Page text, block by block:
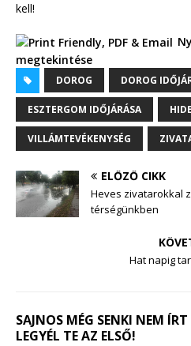
kell!
megtekintése
DOROG DOROG
ESZTERGOM IDŐJÁRÁSA
VILLÁMTEVÉKENYSÉG
ELŐZŐ CIKK
Heves zivatarokkal
térségünkben
Hat napig
SAJNOS MÉG SENKI NEM
LEGYÉL TE AZ ELSŐ!